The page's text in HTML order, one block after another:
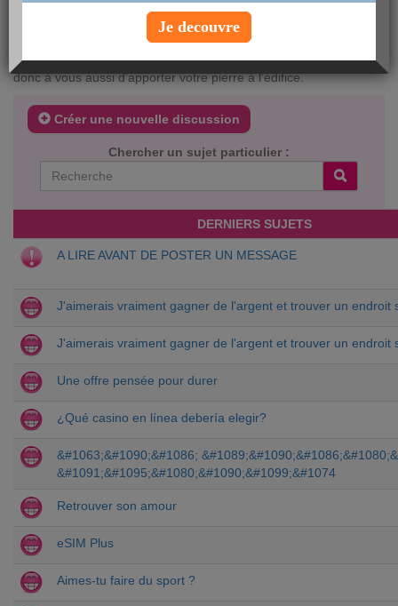
impossible d’accès. Ensuite, prenez le temps de bien nous
expliquer vos remarques et n’hésitez à nous donner des
exemples concrets (adresse de la page, texte…). C’est à votre
tour de jouer ! Et n’oubliez pas, aujourdhui.com est votre site
donc à vous aussi d’apporter votre pierre à l’édifice.
Créer une nouvelle discussion
Chercher un sujet particulier :
DERNIERS SUJETS
A LIRE AVANT DE POSTER UN MESSAGE
J'aimerais vraiment gagner de l'argent et trouver un endroit
J'aimerais vraiment gagner de l'argent et trouver un endroit
Une offre pensée pour durer
¿Qué casino en línea debería elegir?
&#1063;&#1090;&#1086;
&#1091;&#1095;&#1080;&#1090;&#1099;&#1074
Retrouver son amour
eSIM Plus
Aimes-tu faire du sport ?
Je decouvre